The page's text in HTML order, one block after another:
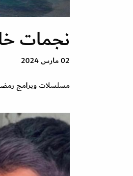
نجمات
02 مارس 2024
مسلسلات وبرامج